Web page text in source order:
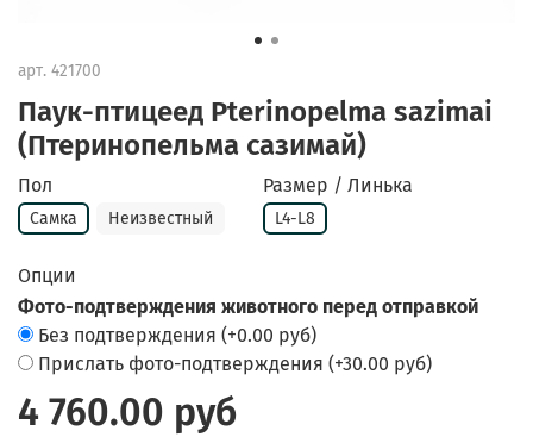
арт. 421700
Паук-птицеед Pterinopelma sazimai
(Птеринопельма сазимай)
Пол
Самка Неизвестный
Размер / Линька
L4-L8
Опции
Фото-подтверждения животного перед отправкой
Без подтверждения (+0.00 руб)
Прислать фото-подтверждения (+30.00 руб)
4 760.00 руб